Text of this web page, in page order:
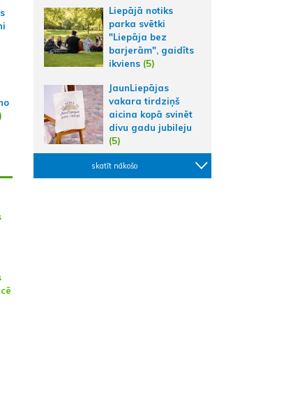
Liepājā notiks
parka svētki
"Liepāja bez
barjerām", gaidīts
ikviens (5)
JaunLiepājas
vakara tirdziņš
aicina kopā svinēt
divu gadu jubileju
(5)
skatīt nākošo